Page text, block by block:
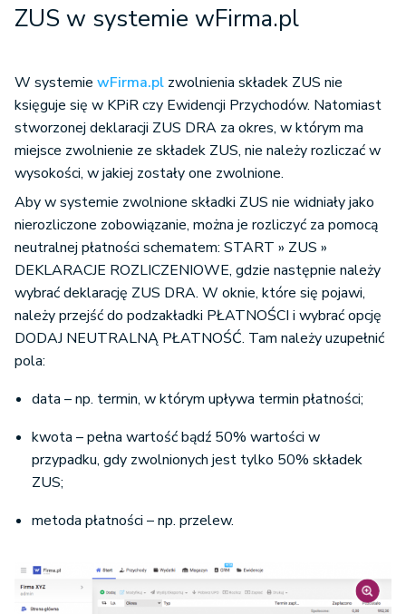
ZUS w systemie wFirma.pl
W systemie wFirma.pl zwolnienia składek ZUS nie
księguje się w KPiR czy Ewidencji Przychodów. Natomiast
stworzonej deklaracji ZUS DRA za okres, w którym ma
miejsce zwolnienie ze składek ZUS, nie należy rozliczać w
wysokości, w jakiej zostały one zwolnione.
Aby w systemie zwolnione składki ZUS nie widniały jako
nierozliczone zobowiązanie, można je rozliczyć za pomocą
neutralnej płatności schematem: START » ZUS »
DEKLARACJE ROZLICZENIOWE, gdzie następnie należy
wybrać deklarację ZUS DRA. W oknie, które się pojawi,
należy przejść do podzakładki PŁATNOŚCI i wybrać opcję
DODAJ NEUTRALNĄ PŁATNOŚĆ. Tam należy uzupełnić
pola:
data – np. termin, w którym upływa termin płatności;
kwota – pełna wartość bądź 50% wartości w
przypadku, gdy zwolnionych jest tylko 50% składek
ZUS;
metoda płatności – np. przelew.